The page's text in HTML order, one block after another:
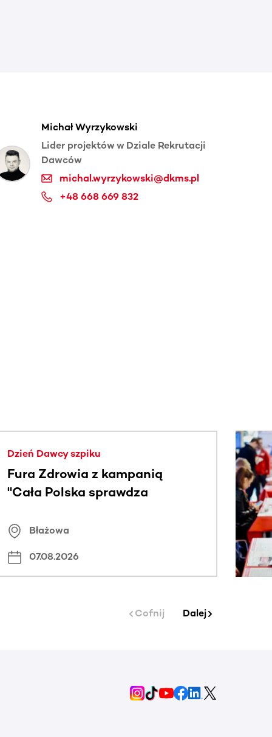
Michał Wyrzykowski
Lider projektów w Dziale Rekrutacji
Dawców
michal.wyrzykowski@dkms.pl
+48 668 669 832
Dzień Dawcy szpiku
Fura Zdrowia z kampanią
"Cała Polska sprawdza
Błażowa
07.08.2026
Cofnij Dalej